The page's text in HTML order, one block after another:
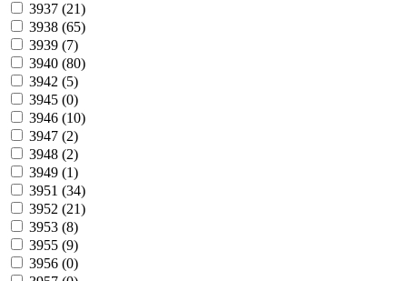
3937 (21)
3938 (65)
3939 (7)
3940 (80)
3942 (5)
3945 (0)
3946 (10)
3947 (2)
3948 (2)
3949 (1)
3951 (34)
3952 (21)
3953 (8)
3955 (9)
3956 (0)